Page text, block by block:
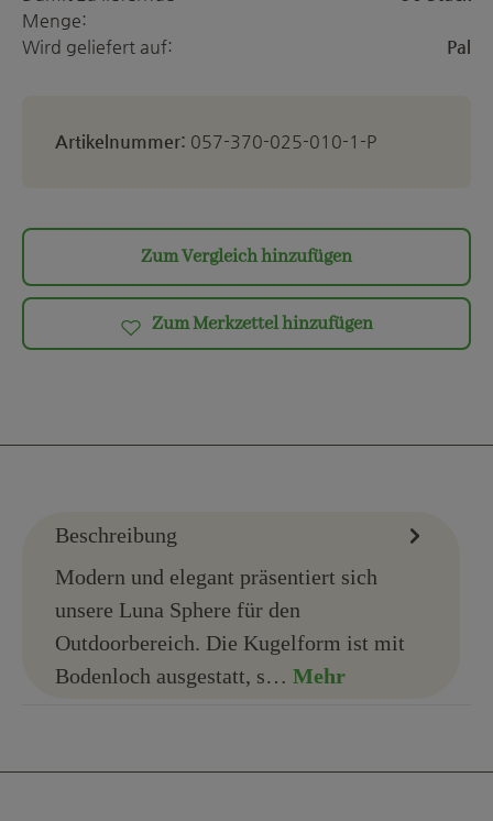
Menge:
Wird geliefert auf: Pal
Artikelnummer: 057-370-025-010-1-P
Zum Vergleich hinzufügen
Zum Merkzettel hinzufügen
Beschreibung
Modern und elegant präsentiert sich
unsere Luna Sphere für den
Outdoorbereich. Die Kugelform ist mit
Bodenloch ausgestatt, s… Mehr